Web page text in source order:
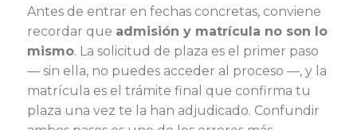
Antes de entrar en fechas concretas, conviene
recordar que admisión y matrícula no son lo
mismo. La solicitud de plaza es el primer paso
— sin ella, no puedes acceder al proceso —, y la
matrícula es el trámite final que confirma tu
plaza una vez te la han adjudicado. Confundir